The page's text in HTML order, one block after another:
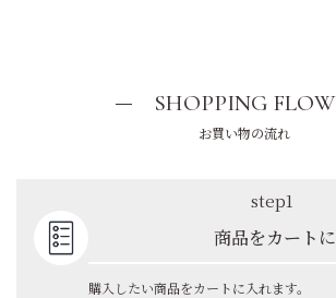
SHOPPING FLOW
お買い物の流れ
step1
商品をカートに
購入したい商品をカートに入れます。